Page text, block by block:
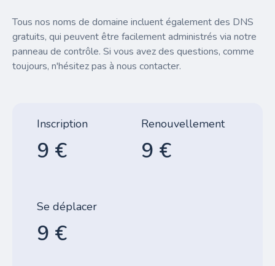
Tous nos noms de domaine incluent également des DNS
gratuits, qui peuvent être facilement administrés via notre
panneau de contrôle. Si vous avez des questions, comme
toujours, n'hésitez pas à nous contacter.
Inscription
9 €
Renouvellement
9 €
Se déplacer
9 €